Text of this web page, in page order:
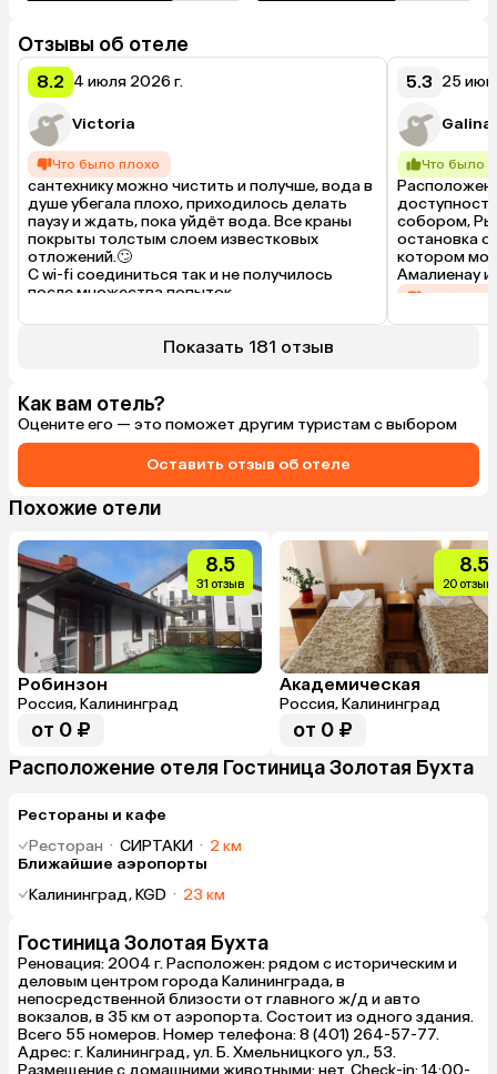
Отзывы об отеле
8.2 4 июля 2026 г.
Victoria
Что было плохо
сантехнику можно чистить и получше, вода в
душе убегала плохо, приходилось делать
паузу и ждать, пока уйдёт вода. Все краны
покрыты толстым слоем известковых
отложений.🙄
С wi-fi соединиться так и не получилось
после множества попыток.
5.3 25
Galina
Что было
собором,
остановка
котором
Амалиенау и
Что было
шумы от
Уборка
Завтрак в
Показать 181 отзыв
Как вам отель?
Оцените его — это поможет другим туристам с выбором
Оставить отзыв об отеле
Похожие отели
8.5
31 отзыв
Робинзон
Россия, Калининград
от 0 ₽
8.5
20
Академическая
Россия, Калининград
от 0 ₽
Расположение отеля Гостиница Золотая Бухта
Рестораны и кафе
Ресторан · СИРТАКИ · 2 км
Ближайшие аэропорты
Калининград, KGD · 23 км
Гостиница Золотая Бухта
Реновация: 2004 г. Расположен: рядом с историческим и
деловым центром города Калининграда, в
непосредственной близости от главного ж/д и авто
вокзалов, в 35 км от аэропорта. Состоит из одного здания.
Всего 55 номеров. Номер телефона: 8 (401) 264-57-77.
Адрес: г. Калининград, ул. Б. Хмельницкого ул., 53.
Размещение с домашними животными: нет. Check-in: 14:00-